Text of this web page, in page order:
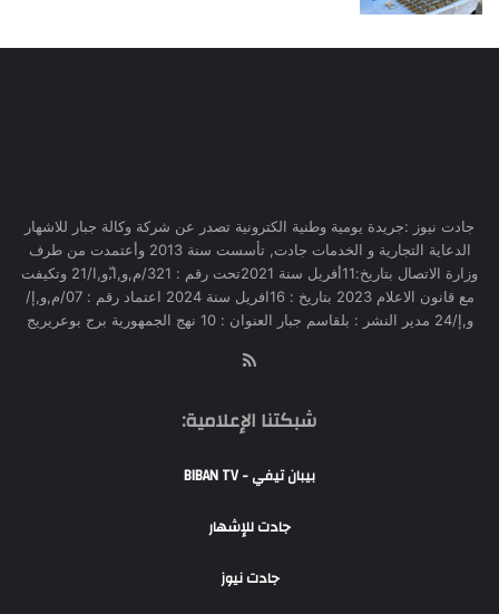
جادت نيوز :جريدة يومية وطنية الكترونية تصدر عن شركة وكالة جبار للاشهار
الدعاية التجارية و الخدمات جادت, تأسست سنة 2013 وأعتمدت من طرف
وزارة الاتصال بتاريخ:11أفريل سنة 2021تحت رقم : 321/م,و,ا,ّو,ا/21 وتكيفت
مع قانون الاعلام 2023 بتاريخ : 16افريل سنة 2024 اعتماد رقم : 07/م,و,إ/
و,إ/24 مدير النشر : بلقاسم جبار العنوان : 10 نهج الجمهورية برج بوعريريج
شبكتنا الإعلامية:
بيبان تيفي - BIBAN TV
جادت للإشهار
جادت نيوز